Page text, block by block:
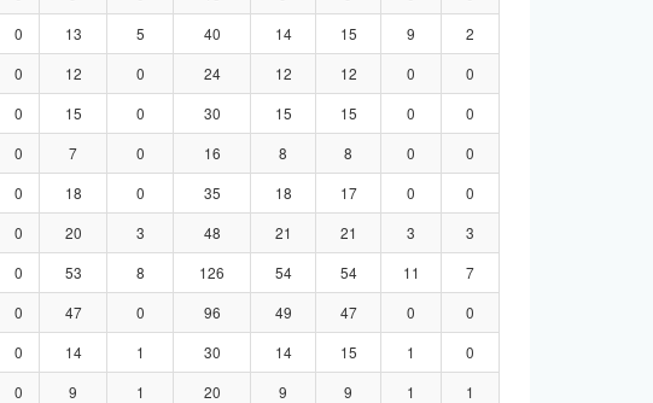
0 13 5 40 14 15 9
2
0 12 0 24 12 12 0
0
0 15 0 30 15 15 0
0
0 7 0 16 8 8 0
0
0 18 0 35 18 17 0
0
0 20 3 48 21 21 3
3
0 53 8 126 54 54 11
7
0 47 0 96 49 47 0
0
0 14 1 30 14 15 1
0
0 9 1 20 9 9 1
1